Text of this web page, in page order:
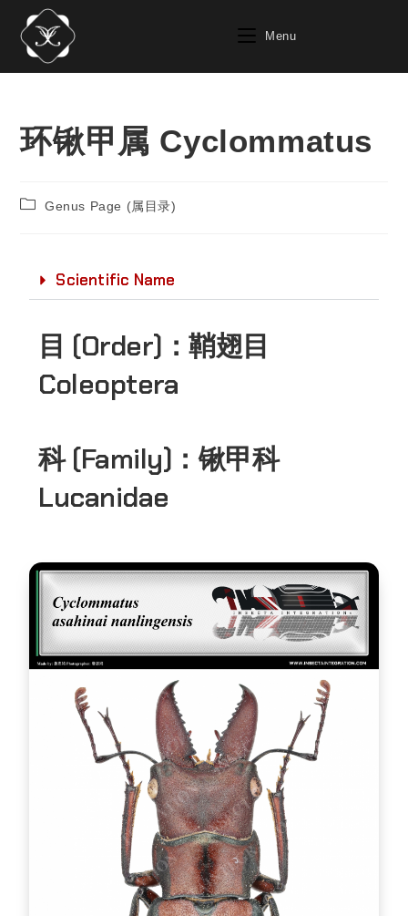
Menu
环锹甲属 Cyclommatus
Genus Page (属目录)
Scientific Name
目 (Order)：鞘翅目
Coleoptera
科 (Family)：锹甲科
Lucanidae